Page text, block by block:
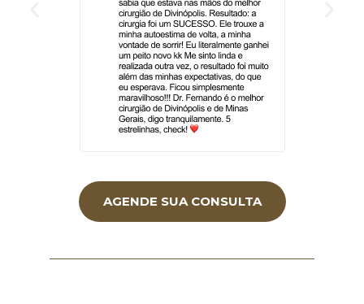
AGENDE SUA CONSULTA